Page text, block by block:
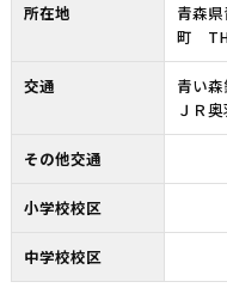
所在地
青森
町
交通
青い
ＪＲ
その他交通
小学校校区
中学校校区